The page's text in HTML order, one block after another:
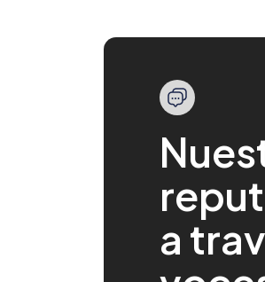
a
Marios brindó un excelente